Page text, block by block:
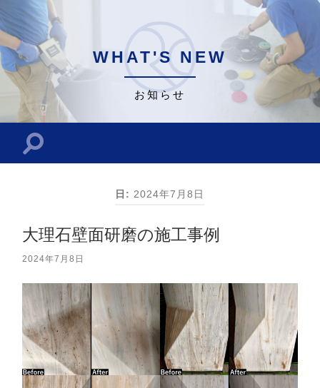
WHAT'S NEW
お知らせ
検
を
切
替
る
日: 2024年7月8日
大理石壁面研磨の施工事例
2024年7月8日